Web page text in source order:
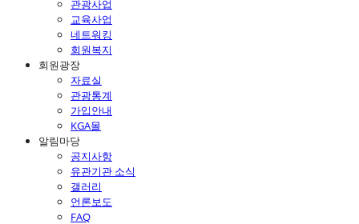
관광사업
교육사업
네트워킹
회원복지
회원광장
자료실
관광통계
가입안내
KGA몰
알림마당
공지사항
유관기관 소식
갤러리
언론보도
FAQ